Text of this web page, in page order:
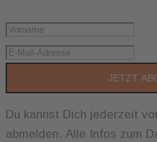
JETZT
Du kannst Dich jederzeit
abmelden. Alle Infos zum